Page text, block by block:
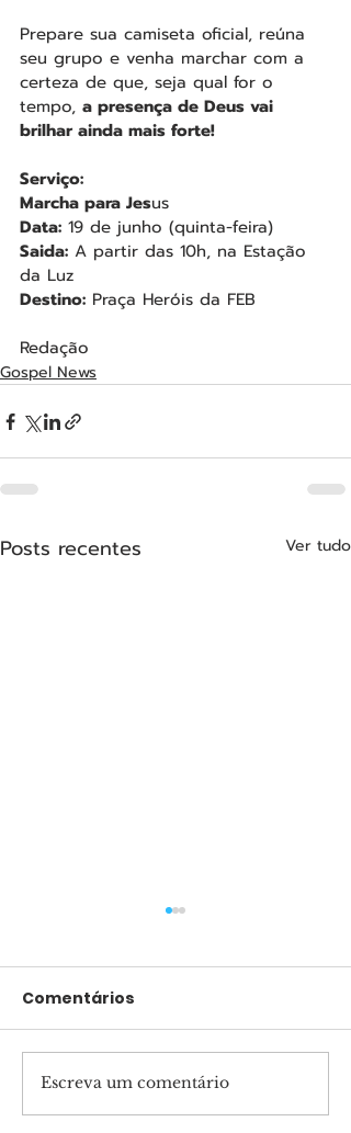
Prepare sua camiseta oficial, reúna
seu grupo e venha marchar com a
certeza de que, seja qual for o
tempo, a presença de Deus vai
brilhar ainda mais forte!
Serviço:
Marcha para Jesus
Data: 19 de junho (quinta-feira)
Saida: A partir das 10h, na Estação
da Luz
Destino: Praça Heróis da FEB
Redação
Gospel News
Posts recentes Ver tudo
Pais presentes
formam filhos
Comentários
Escreva um comentário